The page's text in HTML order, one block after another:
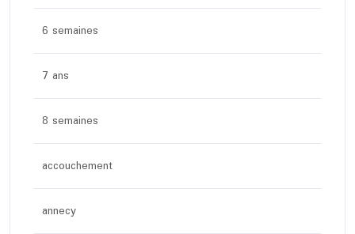
6 semaines
7 ans
8 semaines
accouchement
annecy